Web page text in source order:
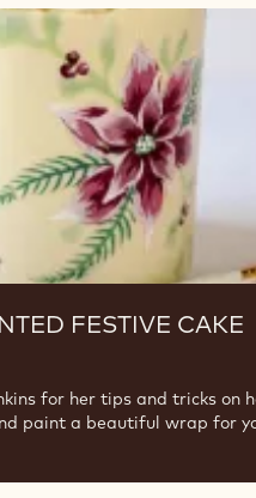
FESTIVE CAKE
for her tips and tricks on
paint a beautiful wrap for